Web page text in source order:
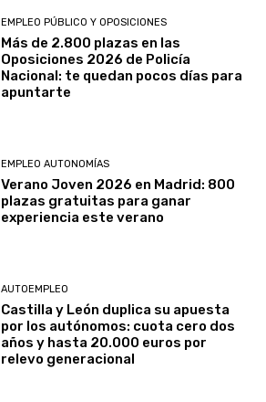
EMPLEO PÚBLICO Y OPOSICIONES
Más de 2.800 plazas en las
Oposiciones 2026 de Policía
Nacional: te quedan pocos días para
apuntarte
EMPLEO AUTONOMÍAS
Verano Joven 2026 en Madrid: 800
plazas gratuitas para ganar
experiencia este verano
AUTOEMPLEO
Castilla y León duplica su apuesta
por los autónomos: cuota cero dos
años y hasta 20.000 euros por
relevo generacional